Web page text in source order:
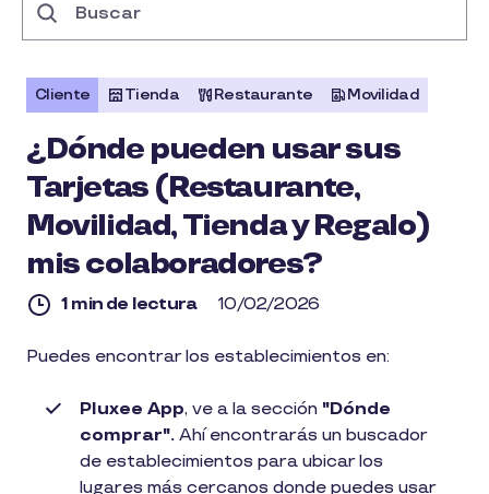
Cliente Tienda Restaurante Movilidad
¿Dónde pueden usar sus
Tarjetas (Restaurante,
Movilidad, Tienda y Regalo)
mis colaboradores?
1 min de lectura 10/02/2026
1
lectura
Puedes encontrar los establecimientos en:
Pluxee App, ve a la sección "Dónde
comprar". Ahí encontrarás un buscador
de establecimientos para ubicar los
lugares más cercanos donde puedes usar